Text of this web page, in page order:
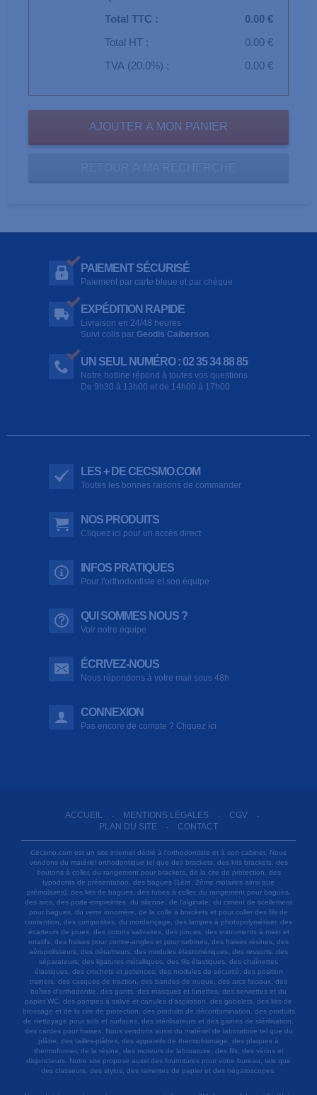
Total TTC :
0.00 €
Total HT :
0.00 €
TVA (20,0%) :
0.00 €
PAIEMENT SÉCURISÉ
Paiement par carte bleue et par chèque
EXPÉDITION RAPIDE
Livraison en 24/48 heures
Suivi colis par Geodis Calberson
UN SEUL NUMÉRO : 02 35 34 88 85
Notre hotline répond à toutes vos questions
De 9h30 à 13h00 et de 14h00 à 17h00
LES + DE CECSMO.COM
Toutes les bonnes raisons de commander
NOS PRODUITS
Cliquez ici pour un accès direct
INFOS PRATIQUES
Pour l'orthodontiste et son équipe
QUI SOMMES NOUS ?
Voir notre équipe
ÉCRIVEZ-NOUS
Nous répondons à votre mail sous 48h
CONNEXION
Pas encore de compte ? Cliquez ici
ACCUEIL - MENTIONS LÉGALES - CGV -
PLAN DU SITE - CONTACT
Cecsmo.com est un site internet dédié à l'orthodontiste et à son cabinet. Nous
vendons du matériel orthodontique tel que des brackets, des kits brackets, des
boutons à coller, du rangement pour brackets, de la cire de protection, des
typodonts de présentation, des bagues (1ère, 2ème molaires ainsi que
prémolaires), des kits de bagues, des tubes à coller, du rangement pour bagues,
des arcs, des porte-empreintes, du silicone, de l'alginate, du ciment de scellement
pour bagues, du verre ionomère, de la colle à brackets et pour coller des fils de
contention, des composites, du mordançage, des lampes à photopolymériser, des
écarteurs de joues, des cotons salivaires, des pinces, des instruments à main et
rotatifs, des fraises pour contre-angles et pour turbines, des fraises résines, des
aéropolisseurs, des détartreurs, des modules élastomériques, des ressorts, des
séparateurs, des ligatures métalliques, des fils élastiques, des chaînettes
élastiques, des crochets et potences, des modules de sécurité, des position
trainers, des casques de traction, des bandes de nuque, des arcs faciaux, des
boîtes d'orthodontie, des gants, des masques et lunettes, des serviettes et du
papier WC, des pompes à salive et canules d'aspiration, des gobelets, des kits de
brossage et de la cire de protection, des produits de décontamination, des produits
de nettoyage pour sols et surfaces, des stérilisateurs et des gaines de stérilisation,
des cardes pour fraises. Nous vendons aussi du matériel de laboratoire tel que du
plâtre, des tailles-plâtres, des appareils de thermoformage, des plaques à
thermoformer, de la résine, des moteurs de laboratoire, des fils, des vérins et
disjoncteurs. Notre site propose aussi des fournitures pour votre bureau, tels que
des classeurs, des stylos, des ramettes de papier et des négatoscopes.